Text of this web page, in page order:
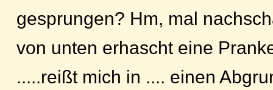
gesprungen? Hm, mal
von unten erhascht eine
.....reißt mich in .... einen